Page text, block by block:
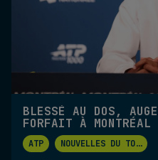
BLESSÉ AU DOS,
FORFAIT À MONTRÉAL
ATP NOUVELLES DU TO...